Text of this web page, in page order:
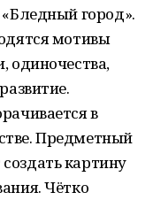
город».
мотивы
одиночества,
в
Предметный
картину
Чётко